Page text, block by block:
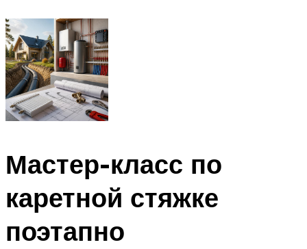
Мастер-класс по
каретной стяжке
поэтапно